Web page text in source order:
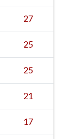
27
25
25
21
17